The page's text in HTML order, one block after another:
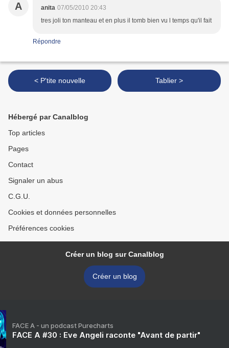
A anita 07/05/2010 20:43
tres joli ton manteau et en plus il tomb bien vu l temps qu'il fait
Répondre
< P'tite nouvelle Tablier >
Hébergé par Canalblog
Top articles
Pages
Contact
Signaler un abus
C.G.U.
Cookies et données personnelles
Préférences cookies
Créer un blog sur Canalblog
Créer un blog
FACE A - un podcast Purecharts
FACE A #30 : Eve Angeli raconte "Avant de partir"